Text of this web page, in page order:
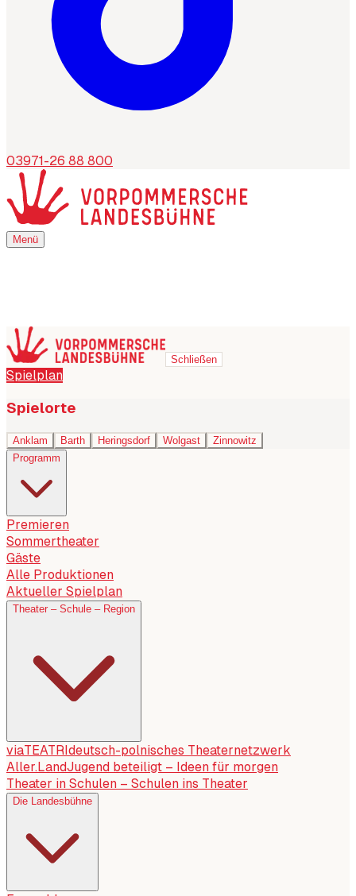
03971-26 88 800
Menü
Menü
Schließen
Spielplan
Spielorte
Anklam Barth Heringsdorf Wolgast
Zinnowitz
Programm
Premieren
Sommertheater
Gäste
Alle Produktionen
Aktueller Spielplan
Theater – Schule – Region
viaTEATRI deutsch-polnisches Theaternetzwerk
Aller.LandJugend beteiligt – Ideen für morgen
Theater in Schulen – Schulen ins Theater
Die Landesbühne